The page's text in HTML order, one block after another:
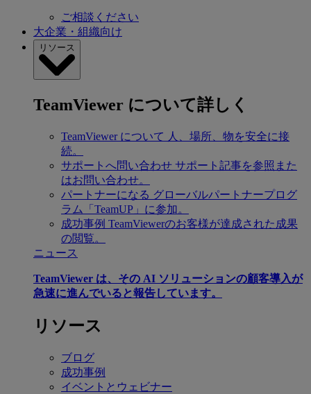
ご相談ください
大企業・組織向け
リソース
TeamViewer について詳しく
TeamViewer について 人、場所、物を安全に接
続。
サポートへ問い合わせ サポート記事を参照また
はお問い合わせ。
パートナーになる グローバルパートナープログ
ラム「TeamUP」に参加。
成功事例 TeamViewerのお客様が達成された成果
の閲覧。
ニュース
TeamViewer は、その AI ソリューションの顧客導入が
急速に進んでいると報告しています。
リソース
ブログ
成功事例
イベントとウェビナー